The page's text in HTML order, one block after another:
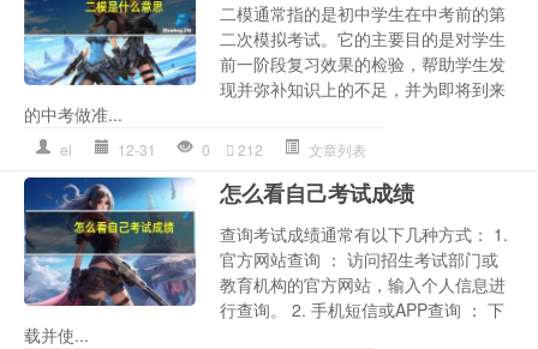
二模通常指的是初中学生在中考前的第
二次模拟考试。它的主要目的是对学生
前一阶段复习效果的检验，帮助学生发
现并弥补知识上的不足，并为即将到来
的中考做准...
el 12-31 0 212 文章列表
怎么看自己考试成绩
查询考试成绩通常有以下几种方式： 1.
官方网站查询 ： 访问招生考试部门或
教育机构的官方网站，输入个人信息进
行查询。 2. 手机短信或APP查询 ： 下
载并使...